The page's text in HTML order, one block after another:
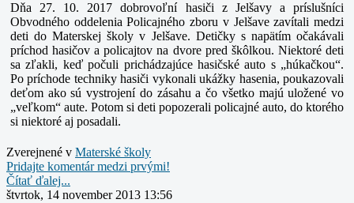
Dňa 27. 10. 2017 dobrovoľní hasiči z Jelšavy a príslušníci
Obvodného oddelenia Policajného zboru v Jelšave zavítali medzi
deti do Materskej školy v Jelšave. Detičky s napätím očakávali
príchod hasičov a policajtov na dvore pred škôlkou. Niektoré deti
sa zľakli, keď počuli prichádzajúce hasičské auto s „húkačkou“.
Po príchode techniky hasiči vykonali ukážky hasenia, poukazovali
deťom ako sú vystrojení do zásahu a čo všetko majú uložené vo
„veľkom“ aute. Potom si deti popozerali policajné auto, do ktorého
si niektoré aj posadali.
Zverejnené v Materské školy
Pridajte komentár medzi prvými!
Čítať ďalej...
štvrtok, 14 november 2013 13:56